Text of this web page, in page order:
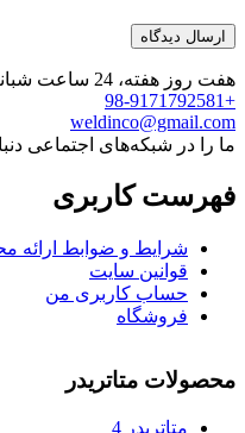
هفت روز هفته، 24 ساعت شبانه‌روز، در خدمت شما هستیم.
+98-9171792581
weldinco@gmail.com
ما را در شبکه‌های اجتماعی
فهرست کاربری
شرایط و ضوابط ارائه
قوانین سایت
حساب کاربری من
فروشگاه
محصولات متاتریدر
متاتريدر 4